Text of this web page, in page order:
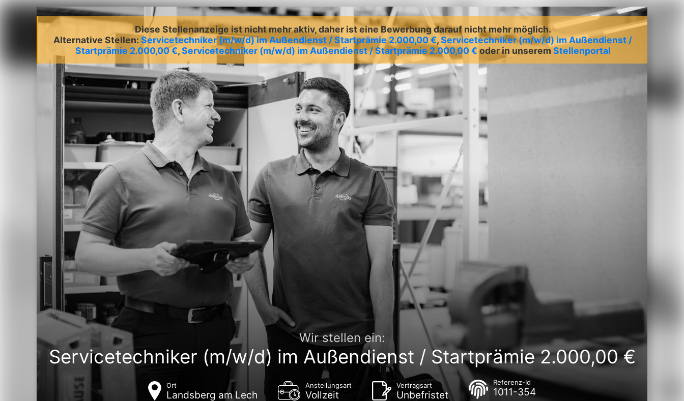
Diese Stellenanzeige ist nicht mehr aktiv, daher ist eine Bewerbung darauf nicht mehr möglich.
Alternative Stellen: Servicetechniker (m/w/d) im Außendienst / Startprämie 2.000,00 €,Servicetechniker (m/w/d) im Außendienst /
Startprämie 2.000,00 €,Servicetechniker (m/w/d) im Außendienst / Startprämie 2.000,00 € oder in unserem Stellenportal
Wir stellen ein:
Servicetechniker (m/w/d) im Außendienst / Startprämie 2.000,00 €
Ort
Landsberg am Lech
Anstellungsart
Vollzeit
Vertragsart
Unbefristet
Referenz-Id
1011-354